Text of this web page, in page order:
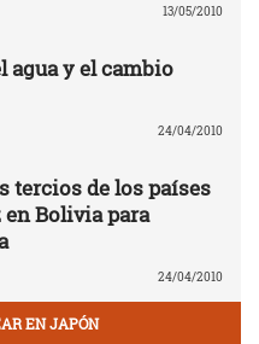
13/05/2010
agua y el cambio
24/04/2010
tercios de los países
Bolivia para
24/04/2010
EN JAPÓN